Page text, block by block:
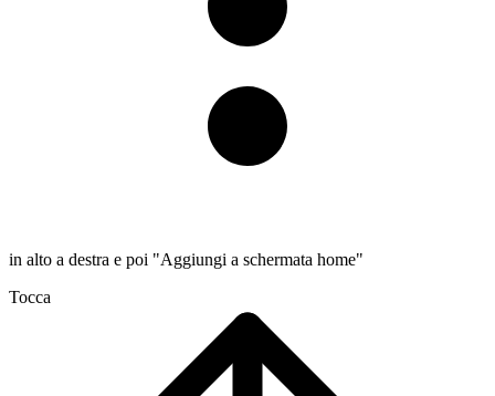
in alto a destra e poi "Aggiungi a schermata home"
Tocca